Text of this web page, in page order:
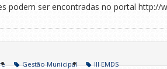
podem ser encontradas no portal http://
Gestão Municipal III EMDS